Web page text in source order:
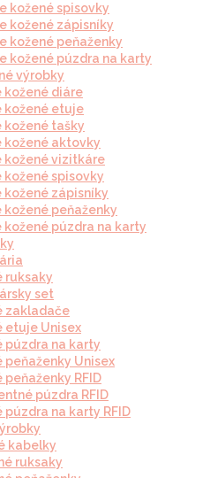
kožené spisovky
kožené zápisníky
kožené peňaženky
kožené púzdra na karty
výrobky
kožené diáre
kožené etuje
kožené tašky
kožené aktovky
kožené vizitkáre
kožené spisovky
kožené zápisníky
kožené peňaženky
kožené púzdra na karty
ruksaky
set
zakladače
etuje Unisex
púzdra na karty
peňaženky Unisex
peňaženky RFID
púzdra RFID
púzdra na karty RFID
kabelky
ruksaky